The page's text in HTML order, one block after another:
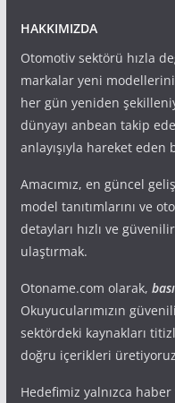
HAKKIMIZDA
Otomotiv sektörü hızla
markalar yeni
her gün yeniden
dünyayı anbean takip
anlayışıyla hareket
Amacımız, en güncel
model tanıtımlarını ve
detayları hızlı ve
ulaştırmak.
Otoname.com olarak,
Okuyucularımızın
sektördeki kaynakları
doğru içerikleri
Hedefimiz yalnızca